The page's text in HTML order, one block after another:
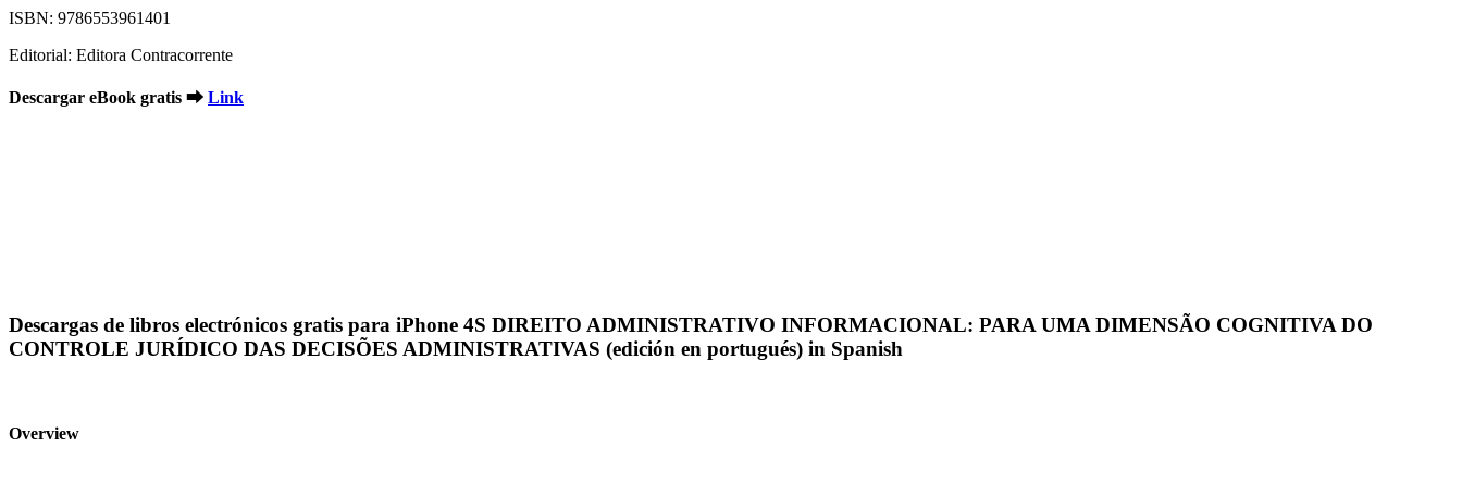
ISBN: 9786553961401
Editorial: Editora Contracorrente
Descargar eBook gratis ➡ Link
Descargas de libros electrónicos gratis para iPhone 4S DIREITO ADMINISTRATIVO INFORMACIONAL: PARA UMA DIMENSÃO COGNITIVA DO
CONTROLE JURÍDICO DAS DECISÕES ADMINISTRATIVAS (edición en portugués) in Spanish
Overview